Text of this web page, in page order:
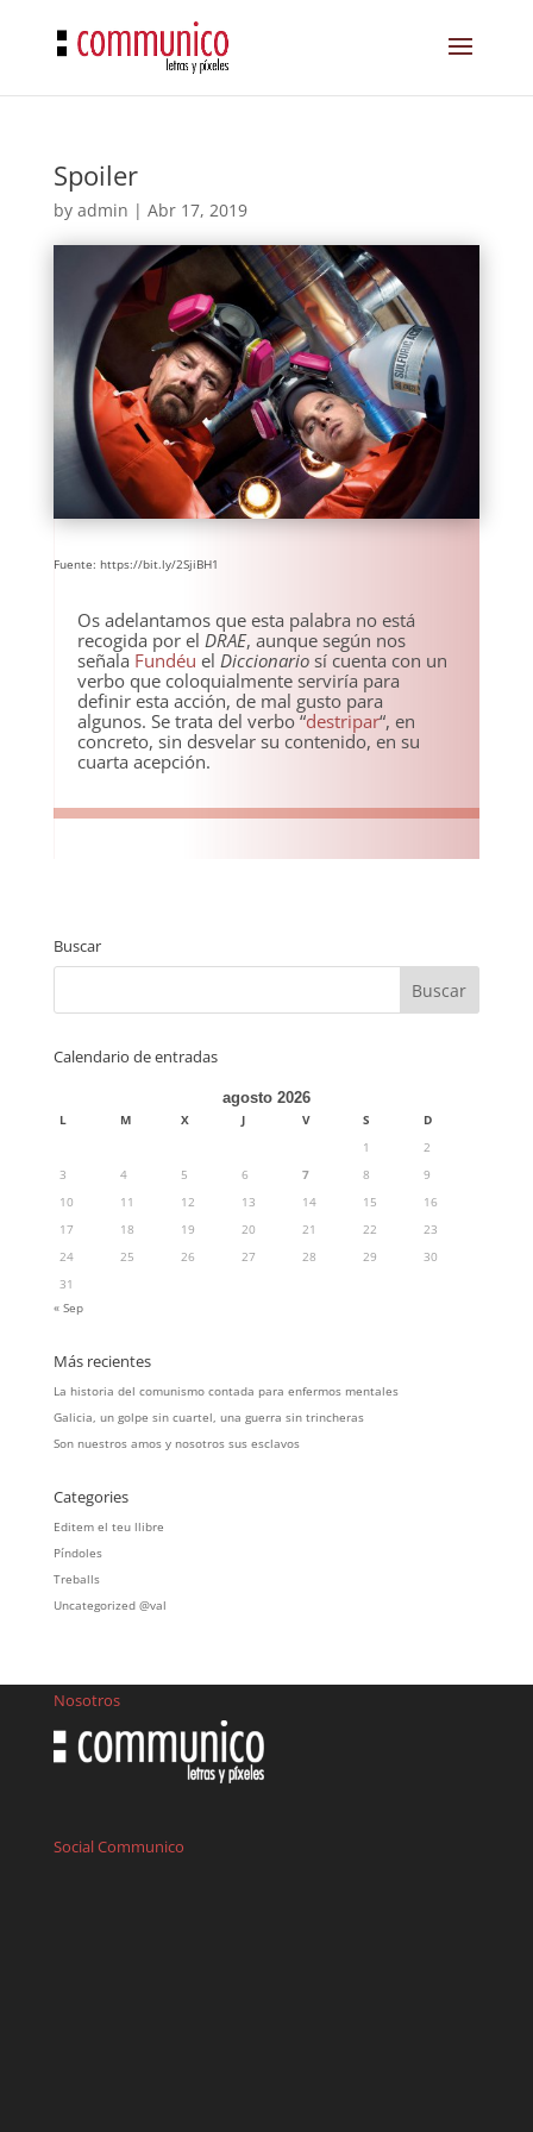
Spoiler
by admin | Abr 17, 2019
Fuente: https://bit.ly/2SjiBH1
Os adelantamos que esta palabra no está
recogida por el DRAE, aunque según nos
señala Fundéu el Diccionariosí cuenta con un
verbo que coloquialmente serviría para
definir esta acción, de mal gusto para
algunos. Se trata del verbo “destripar“, en
concreto, sin desvelar su contenido, en su
cuarta acepción.
Buscar
Calendario de entradas
agosto 2026
L M X J V S
D
1
2
3
4 5 6 7 8
9
10
11 12 13 14 15
16
17
18 19 20 21 22
23
24
25 26 27 28 29
30
31
« Sep
Más recientes
La historia del comunismo contada para enfermos mentales
Galicia, un golpe sin cuartel, una guerra sin trincheras
Son nuestros amos y nosotros sus esclavos
Categories
Editem el teu llibre
Píndoles
Treballs
Uncategorized @val
Nosotros
Social Communico